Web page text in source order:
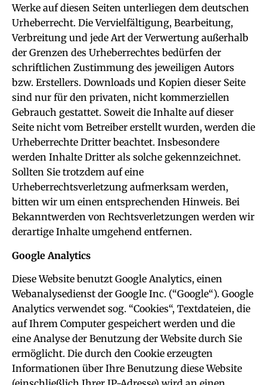
Werke auf diesen Seiten unterliegen dem deutschen
Urheberrecht. Die Vervielfältigung, Bearbeitung,
Verbreitung und jede Art der Verwertung außerhalb
der Grenzen des Urheberrechtes bedürfen der
schriftlichen Zustimmung des jeweiligen Autors
bzw. Erstellers. Downloads und Kopien dieser Seite
sind nur für den privaten, nicht kommerziellen
Gebrauch gestattet. Soweit die Inhalte auf dieser
Seite nicht vom Betreiber erstellt wurden, werden die
Urheberrechte Dritter beachtet. Insbesondere
werden Inhalte Dritter als solche gekennzeichnet.
Sollten Sie trotzdem auf eine
Urheberrechtsverletzung aufmerksam werden,
bitten wir um einen entsprechenden Hinweis. Bei
Bekanntwerden von Rechtsverletzungen werden wir
derartige Inhalte umgehend entfernen.
Google Analytics
Diese Website benutzt Google Analytics, einen
Webanalysedienst der Google Inc. (“Google“). Google
Analytics verwendet sog. “Cookies“, Textdateien, die
auf Ihrem Computer gespeichert werden und die
eine Analyse der Benutzung der Website durch Sie
ermöglicht. Die durch den Cookie erzeugten
Informationen über Ihre Benutzung diese Website